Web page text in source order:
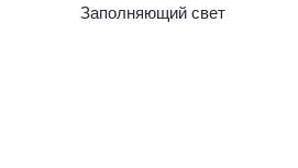
Заполняющий свет